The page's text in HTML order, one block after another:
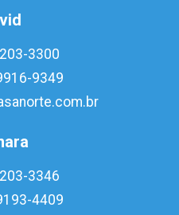
3300
9349
3346
4409